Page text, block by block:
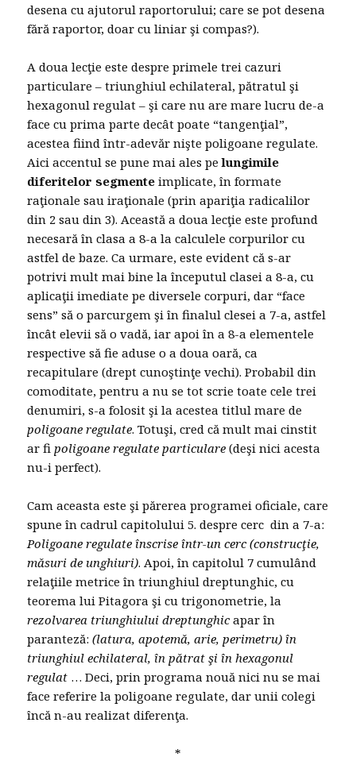
desena cu ajutorul raportorului; care se pot desena
fără raportor, doar cu liniar şi compas?).
A doua lecţie este despre primele trei cazuri
particulare – triunghiul echilateral, pătratul şi
hexagonul regulat – şi care nu are mare lucru de-a
face cu prima parte decât poate “tangenţial”,
acestea fiind într-adevăr nişte poligoane regulate.
Aici accentul se pune mai ales pelungimile
diferitelor segmente implicate, în formate
raţionale sau iraţionale (prin apariţia radicalilor
din 2 sau din 3). Această a doua lecţie este profund
necesară în clasa a 8-a la calculele corpurilor cu
astfel de baze. Ca urmare, este evident că s-ar
potrivi mult mai bine la începutul clasei a 8-a, cu
aplicaţii imediate pe diversele corpuri, dar “face
sens” să o parcurgem şi în finalul clesei a 7-a, astfel
încât elevii să o vadă, iar apoi în a 8-a elementele
respective să fie aduse o a doua oară, ca
recapitulare (drept cunoştinţe vechi). Probabil din
comoditate, pentru a nu se tot scrie toate cele trei
denumiri, s-a folosit şi la acestea titlul mare de
poligoane regulate. Totuşi, cred că mult mai cinstit
ar fipoligoane regulate particulare (deşi nici acesta
nu-i perfect).
Cam aceasta este şi părerea programei oficiale, care
spune în cadrul capitolului 5. despre cerc din a 7-a:
Poligoane regulate înscrise într-un cerc (construcţie,
măsuri de unghiuri). Apoi, în capitolul 7 cumulând
relaţiile metrice în triunghiul dreptunghic, cu
teorema lui Pitagora şi cu trigonometrie, la
rezolvarea triunghiului dreptunghicapar în
paranteză:(latura, apotemă, arie, perimetru) în
triunghiul echilateral, în pătrat şi în hexagonul
regulat … Deci, prin programa nouă nici nu se mai
face referire la poligoane regulate, dar unii colegi
încă n-au realizat diferenţa.
*